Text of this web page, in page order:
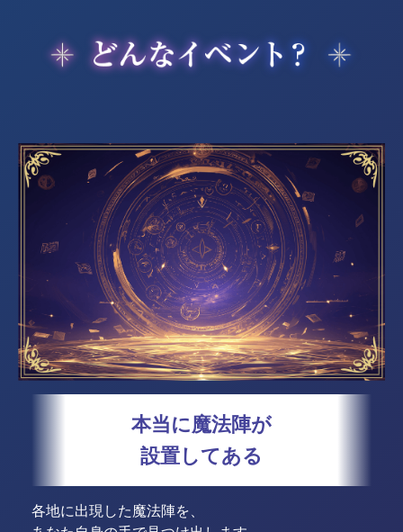
本当に魔法陣が
設置してある
各地に出現した魔法陣を、